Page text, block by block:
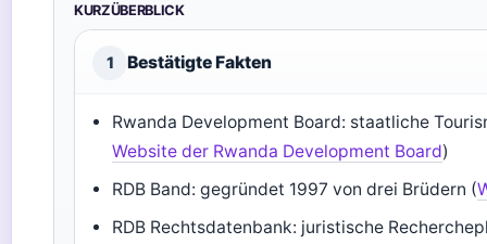
KURZÜBERBLICK
1 Bestätigte Fakten
Rwanda Development Board: staatliche
Website der Rwanda Development Board)
RDB Band: gegründet 1997 von drei Brüdern (
RDB Rechtsdatenbank: juristische